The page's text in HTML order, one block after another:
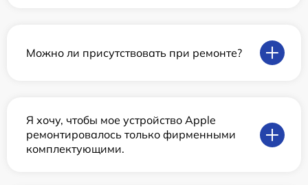
Можно ли присутствовать при ремонте?
Я хочу, чтобы мое устройство Apple
ремонтировалось только фирменными
комплектующими.